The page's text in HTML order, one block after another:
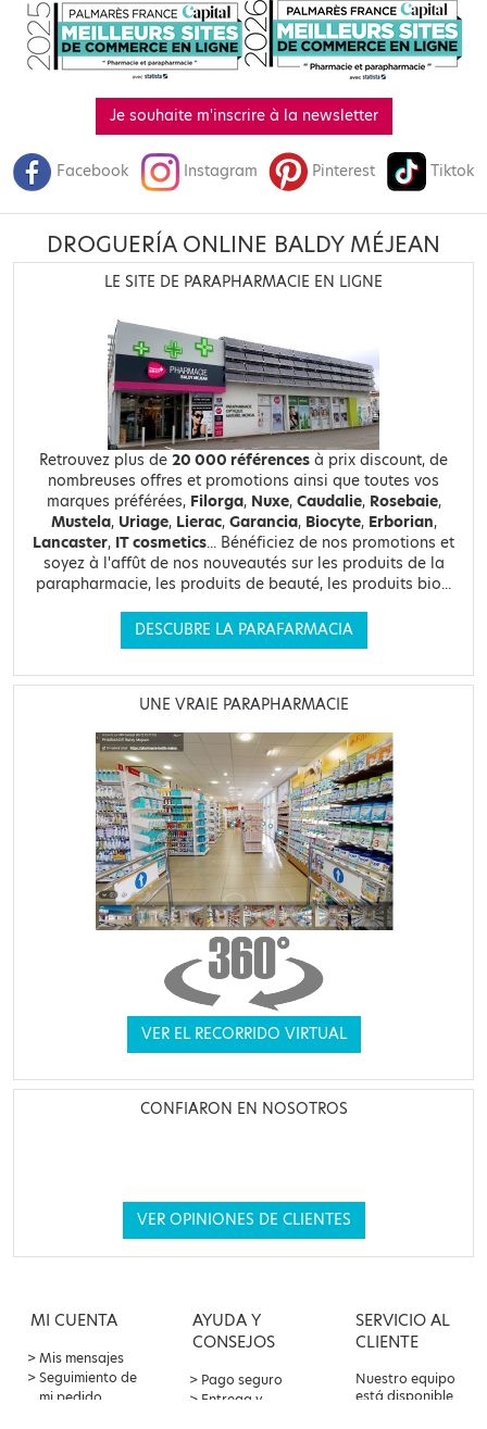
Je souhaite m'inscrire à la newsletter
Facebook Instagram Pinterest Tiktok
DROGUERÍA ONLINE BALDY MÉJEAN
LE SITE DE PARAPHARMACIE EN LIGNE
Retrouvez plus de 20 000 références à prix discount, de
nombreuses offres et promotions ainsi que toutes vos
marques préférées, Filorga, Nuxe, Caudalie, Rosebaie,
Mustela, Uriage, Lierac, Garancia, Biocyte, Erborian,
Lancaster, IT cosmetics... Bénéficiez de nos promotions et
soyez à l'affût de nos nouveautés sur les produits de la
parapharmacie, les produits de beauté, les produits bio...
DESCUBRE LA PARAFARMACIA
UNE VRAIE PARAPHARMACIE
VER EL RECORRIDO VIRTUAL
CONFIARON EN NOSOTROS
VER OPINIONES DE CLIENTES
MI CUENTA
Mis mensajes
Seguimiento de
mi pedido
AYUDA Y
CONSEJOS
Pago seguro
Entrega y
SERVICIO AL
CLIENTE
Nuestro equipo
está disponible